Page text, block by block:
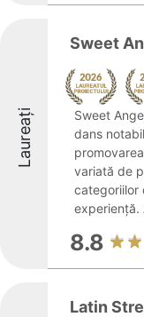
Laureați
Sweet
Sweet
dans
variată de
categoriilor
experiență.
8.8
Latin